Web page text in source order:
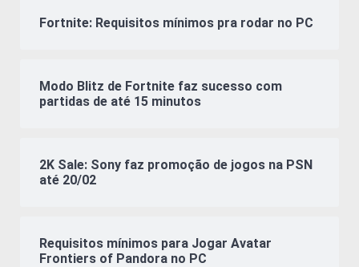
Fortnite: Requisitos mínimos pra rodar no PC
Modo Blitz de Fortnite faz sucesso com
partidas de até 15 minutos
2K Sale: Sony faz promoção de jogos na PSN
até 20/02
Requisitos mínimos para Jogar Avatar
Frontiers of Pandora no PC